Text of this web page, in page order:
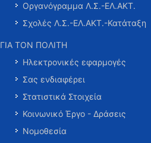
Οργανόγραμμα Λ.Σ.-ΕΛ.ΑΚΤ.
Σχολές Λ.Σ.-ΕΛ.ΑΚΤ.-Κατάταξη
ΓΙΑ ΤΟΝ ΠΟΛΙΤΗ
Ηλεκτρονικές εφαρμογές
Σας ενδιαφέρει
Στατιστικά Στοιχεία
Κοινωνικό Έργο - Δράσεις
Νομοθεσία